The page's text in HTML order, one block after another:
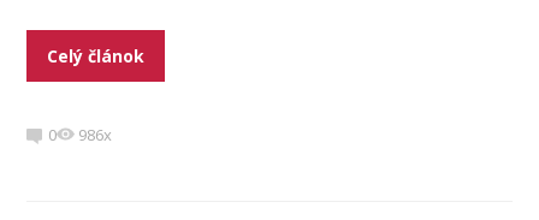
Celý článok
0 986x